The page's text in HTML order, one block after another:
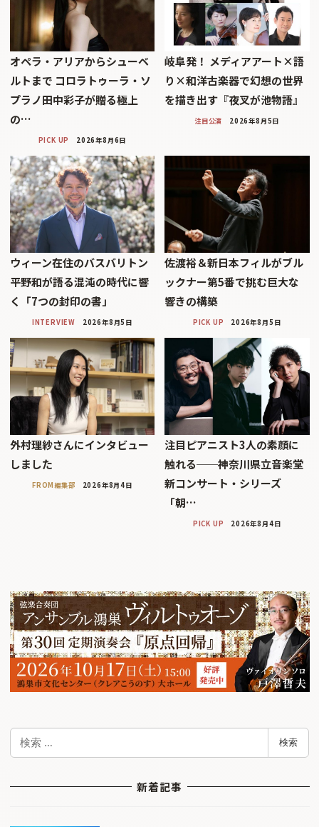
オペラ・アリアからシューベ
ルトまで コロラトゥーラ・ソ
プラノ田中彩子が贈る極上
の…
PICK UP 2026年8月6日
岐阜発！ メディアアート×語
り×和洋古楽器で幻想の世界
を描き出す『夜叉が池物語』
注目公演 2026年8月5日
ウィーン在住のバスバリトン
平野和が語る混沌の時代に響
く「7つの封印の書」
INTERVIEW 2026年8月5日
佐渡裕＆新日本フィルがブル
ックナー第5番で挑む巨大な
響きの構築
PICK UP 2026年8月5日
外村理紗さんにインタビュー
しました
FROM編集部 2026年8月4日
注目ピアニスト3人の素顔に
触れる──神奈川県立音楽堂
新コンサート・シリーズ
「朝…
PICK UP 2026年8月4日
検
検索
新着記事